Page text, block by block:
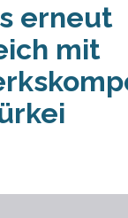
erneut
mit